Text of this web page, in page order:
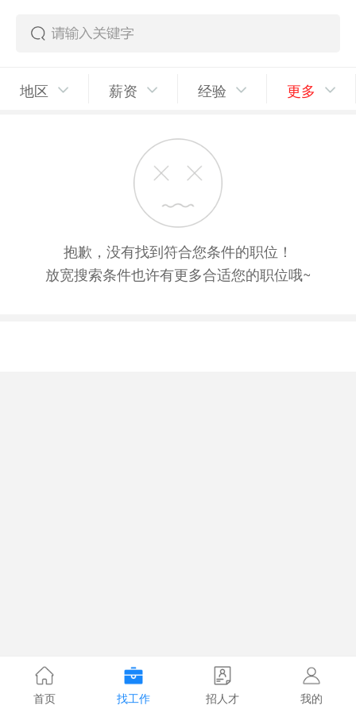
地区 薪资 经验 更多
抱歉，没有找到符合您条件的职位！
放宽搜索条件也许有更多合适您的职位哦~
首页 找工作 招人才 我的